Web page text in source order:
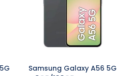
Samsung Galaxy A56 5G